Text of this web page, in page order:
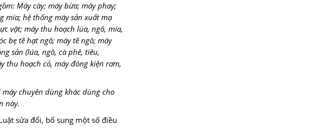
Máy cày; máy bừa; máy phay;
mía; hệ thống máy sản xuất mạ
vật; máy thu hoạch lúa, ngô, mía,
bẹ tẽ hạt ngô; máy tẽ ngô; máy
sản (lúa, ngô, cà phê, tiêu,
thu hoạch cỏ, máy đóng kiện rơm,
chuyên dùng khác dùng cho
này.
sửa đổi, bổ sung một số điều